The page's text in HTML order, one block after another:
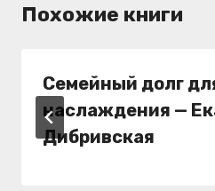
Похожие книги
Семейный долг
наслаждения —
Дибривская